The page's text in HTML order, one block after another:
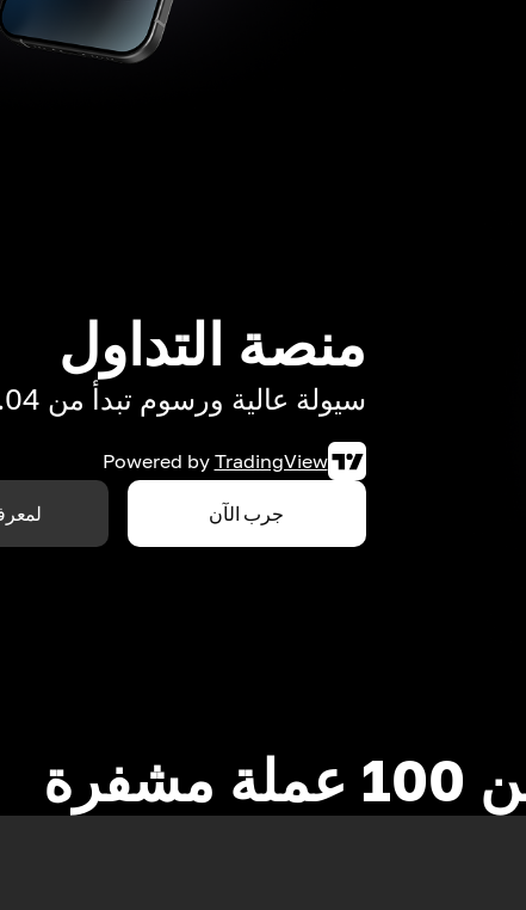
منصة التداول
سيولة عالية ورسوم تبدأ من 0.04% فقط
Powered by TradingView
جرب الآن